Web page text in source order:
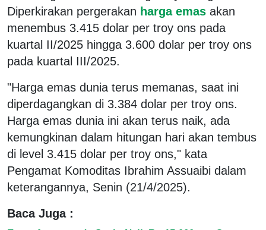
Diperkirakan pergerakan harga emas akan
menembus 3.415 dolar per troy ons pada
kuartal II/2025 hingga 3.600 dolar per troy ons
pada kuartal III/2025.
"Harga emas dunia terus memanas, saat ini
diperdagangkan di 3.384 dolar per troy ons.
Harga emas dunia ini akan terus naik, ada
kemungkinan dalam hitungan hari akan tembus
di level 3.415 dolar per troy ons," kata
Pengamat Komoditas Ibrahim Assuaibi dalam
keterangannya, Senin (21/4/2025).
Baca Juga :